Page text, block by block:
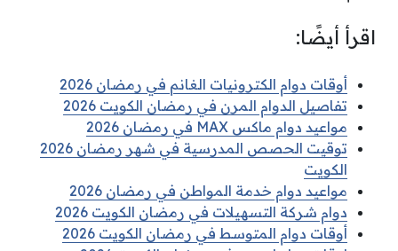
اقرأ أيضًا:
أوقات دوام الكترونيات الغانم في رمضان 2026
تفاصيل الدوام المرن في رمضان الكويت 2026
مواعيد دوام ماكس MAX في رمضان 2026
توقيت الحصص المدرسية في شهر رمضان 2026
الكويت
مواعيد دوام خدمة المواطن في رمضان 2026
دوام شركة التسهيلات في رمضان الكويت 2026
أوقات دوام المتوسط في رمضان الكويت 2026